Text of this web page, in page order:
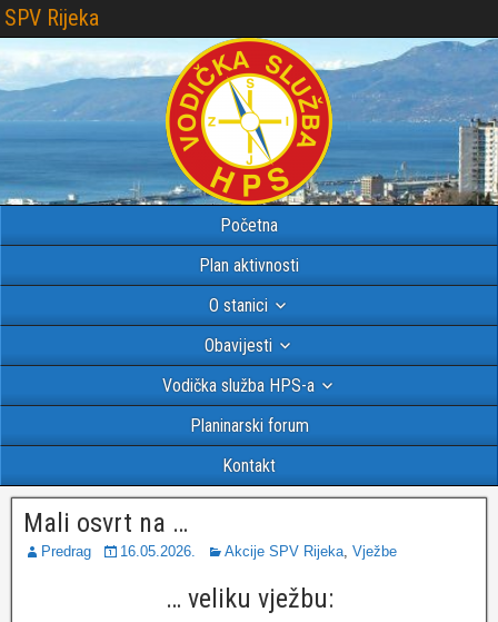
SPV Rijeka
Početna
Plan aktivnosti
O stanici
Obavijesti
Vodička služba HPS-a
Planinarski forum
Kontakt
Mali osvrt na …
Predrag 16.05.2026. Akcije SPV Rijeka, Vježbe
… veliku vježbu: